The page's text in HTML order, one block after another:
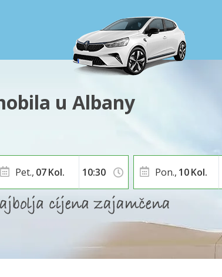
Polski
Română
العربية
u Albany
Pet., 07Kol. Pon., 10Kol.